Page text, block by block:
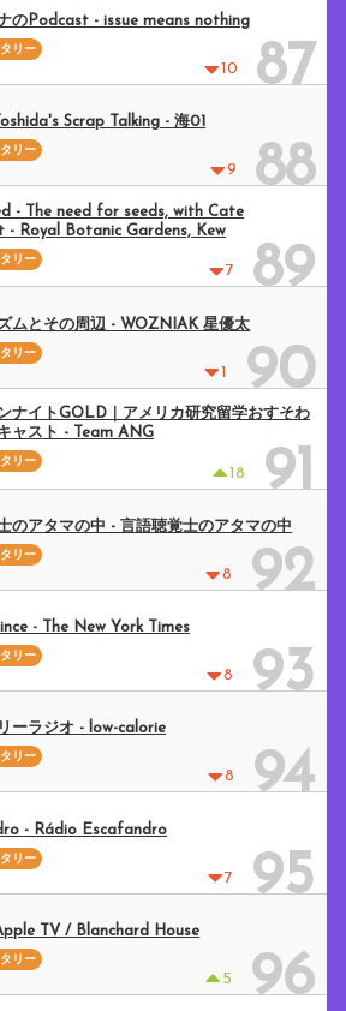
10 87
のPodcast - issue means nothing
リー
9 88
Scrap Talking - 海01
リー
7 89
- The need for seeds, with Cate
- Royal Botanic Gardens, Kew
リー
1 90
ムとその周辺 - WOZNIAK 星優太
リー
18 91
ナイトGOLD｜アメリカ研究留学おすそわ
ャスト - Team ANG
リー
8 92
のアタマの中 - 言語聴覚士のアタマの中
リー
8 93
- The New York Times
リー
8 94
ーラジオ - low-calorie
リー
7 95
- Rádio Escafandro
リー
5 96
TV / Blanchard House
リー